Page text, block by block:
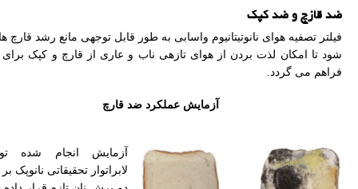
ضد قازچ و ضد کپک
فیلتر تصفیه هوای نانوتیتانیوم واسابی به طور قابل توجهی مانع رشد قارچ
شود تا امکان لذت بردن از هوای تازهی ناب و عاری از قارچ و کپک
فراهم می گردد.
آزمایش عملکرد ضد قارچ
آزمایش انجام شده
لابراتوار تحقیقاتی نانوپک